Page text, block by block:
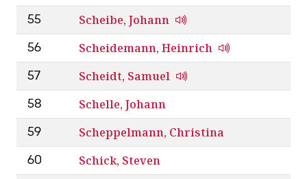
55 Scheibe, Johann
56 Scheidemann, Heinrich
57 Scheidt, Samuel
58 Schelle, Johann
59 Scheppelmann, Christina
60 Schick, Steven